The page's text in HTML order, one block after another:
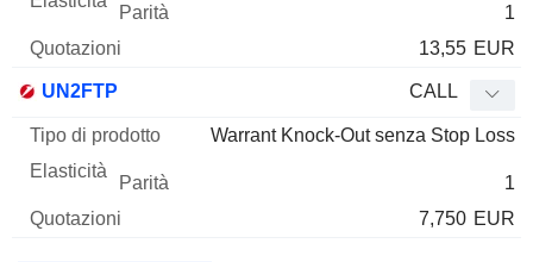
1
13,55 EUR
UN2FTP CALL
Warrant Knock-Out senza Stop Loss
1
7,750 EUR